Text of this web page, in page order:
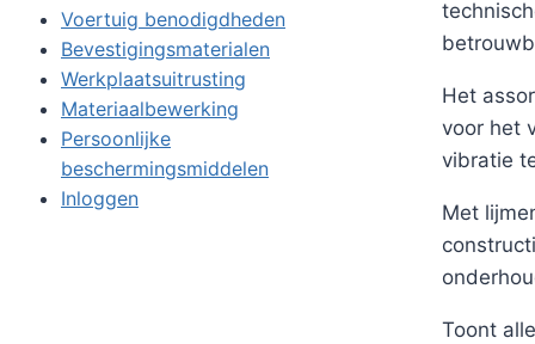
Het
voor het
vibratie
Met
Toont
Voertuig benodigdheden
Bevestigingsmaterialen
Werkplaatsuitrusting
Materiaalbewerking
Persoonlijke
beschermingsmiddelen
Inloggen